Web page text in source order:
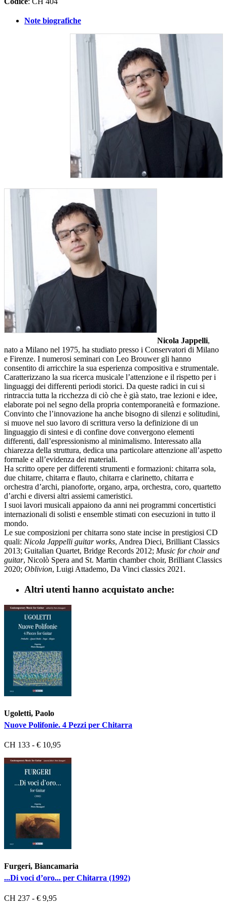
Note biografiche
Nicola Jappelli,
nato a Milano nel 1975, ha studiato presso i Conservatori di Milano
e Firenze. I numerosi seminari con Leo Brouwer gli hanno
consentito di arricchire la sua esperienza compositiva e strumentale.
Caratterizzano la sua ricerca musicale l’attenzione e il rispetto per i
linguaggi dei differenti periodi storici. Da queste radici in cui si
rintraccia tutta la ricchezza di ciò che è già stato, trae lezioni e idee,
elaborate poi nel segno della propria contemporaneità e formazione.
Convinto che l’innovazione ha anche bisogno di silenzi e solitudini,
si muove nel suo lavoro di scrittura verso la definizione di un
linguaggio di sintesi e di confine dove convergono elementi
differenti, dall’espressionismo al minimalismo. Interessato alla
chiarezza della struttura, dedica una particolare attenzione all’aspetto
formale e all’evidenza dei materiali.
Ha scritto opere per differenti strumenti e formazioni: chitarra sola,
due chitarre, chitarra e flauto, chitarra e clarinetto, chitarra e
orchestra d’archi, pianoforte, organo, arpa, orchestra, coro, quartetto
d’archi e diversi altri assiemi cameristici.
I suoi lavori musicali appaiono da anni nei programmi concertistici
internazionali di solisti e ensemble stimati con esecuzioni in tutto il
mondo.
Le sue composizioni per chitarra sono state incise in prestigiosi CD
quali: Nicola Jappelli guitar works, Andrea Dieci, Brilliant Classics
2013; Guitalian Quartet, Bridge Records 2012; Music for choir and
guitar, Nicolò Spera and St. Martin chamber choir, Brilliant Classics
2020; Oblivion, Luigi Attademo, Da Vinci classics 2021.
Altri utenti hanno acquistato anche:
Ugoletti, Paolo
Nuove Polifonie. 4 Pezzi per Chitarra
CH 133 - € 10,95
Furgeri, Biancamaria
...Di voci d’oro... per Chitarra (1992)
CH 237 - € 9,95